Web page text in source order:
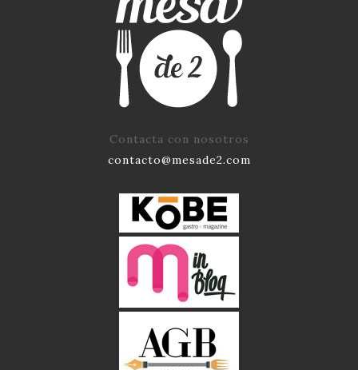
Contacta con nosotros
contacto@mesade2.com